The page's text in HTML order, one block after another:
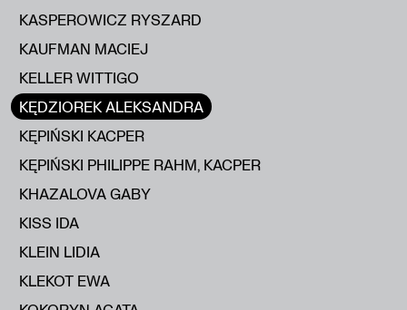
KASPEROWICZ RYSZARD
KAUFMAN MACIEJ
KELLER WITTIGO
KĘDZIOREK ALEKSANDRA
KĘPIŃSKI KACPER
KĘPIŃSKI PHILIPPE RAHM, KACPER
KHAZALOVA GABY
KISS IDA
KLEIN LIDIA
KLEKOT EWA